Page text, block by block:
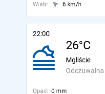
Wiatr:
6 km/h
22:00
26°C
Odczuwalna
Mgliście
Opad: 0 mm